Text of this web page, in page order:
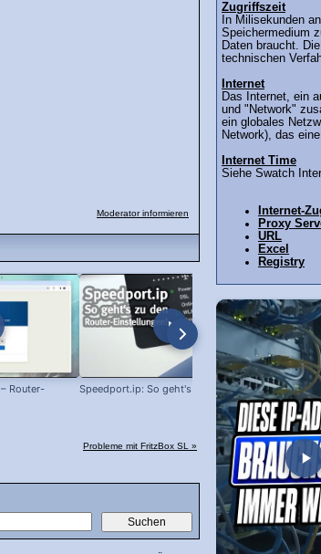
Moderator informieren
Router-
Speedport.ip: So geht's zum Router!
2. Fritzbox
Repeater
Probleme mit FritzBox SL »
Zugriffszeit
In Milisekunden
Speichermedium
Daten braucht.
technischen
Internet
Das Internet, ein
und "Network"
ein globales
Network), das
Internet Time
Siehe Swatch
Internet-
Proxy
URL
Excel
Registry